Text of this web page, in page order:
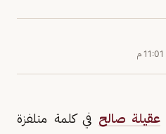
11:01 م
عقيلة صالح في كلمة متلفزة